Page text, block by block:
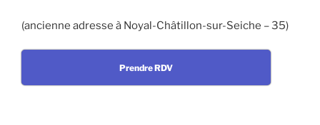
(ancienne adresse à Noyal-Châtillon-sur-Seiche – 35)
Prendre RDV